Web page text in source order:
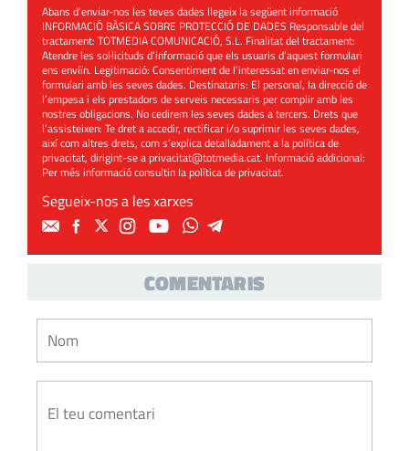
Abans d’enviar-nos les teves dades llegeix la següent informació
INFORMACIÓ BÀSICA SOBRE PROTECCIÓ DE DADES Responsable del
tractament: TOTMEDIA COMUNICACIÓ, S.L. Finalitat del tractament:
Atendre les sol·licituds d’informació que els usuaris d’aquest formulari
ens enviïn. Legitimació: Consentiment de l’interessat en enviar-nos el
formulari amb les seves dades. Destinataris: El personal, la direcció de
l’empesa i els prestadors de serveis necessaris per complir amb les
nostres obligacions. No cedirem les seves dades a tercers. Drets que
l’assisteixen: Te dret a accedir, rectificar i/o suprimir les seves dades,
així com altres drets, com s’explica detalladament a la política de
privacitat, dirigint-se aprivacitat@totmedia.cat. Informació addicional:
Per més informació consultin lapolítica de privacitat.
Segueix-nos a les xarxes
COMENTARIS